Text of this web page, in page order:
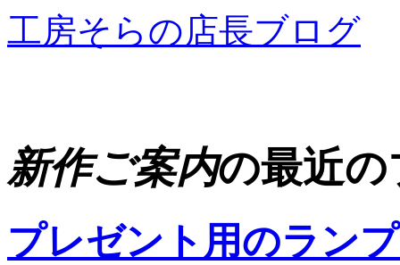
工房そらの店長ブログ
新作ご案内の最近
プレゼント用のラン